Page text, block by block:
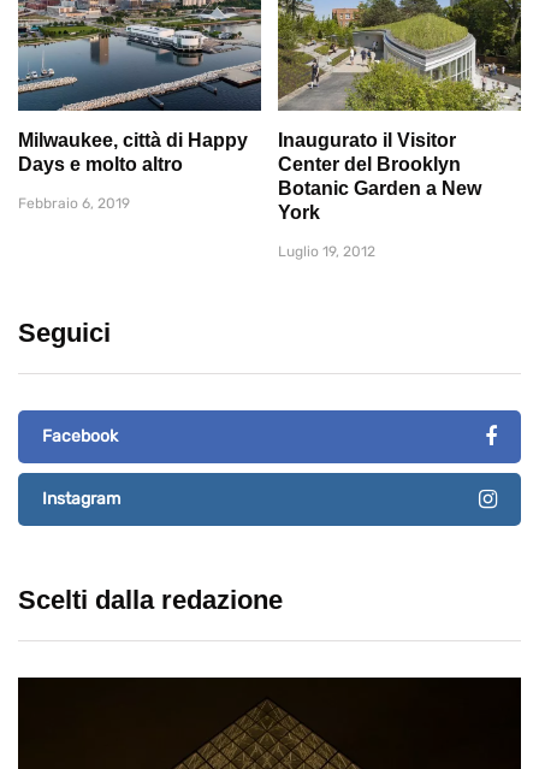
Milwaukee, città di Happy
Days e molto altro
Febbraio 6, 2019
Inaugurato il Visitor
Center del Brooklyn
Botanic Garden a New
York
Luglio 19, 2012
Seguici
Facebook
Instagram
Scelti dalla redazione